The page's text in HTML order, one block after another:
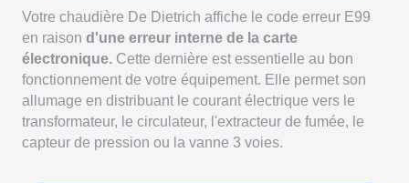
Votre chaudière De Dietrich affiche le code erreur E99
en raison d'une erreur interne de la carte
électronique. Cette dernière est essentielle au bon
fonctionnement de votre équipement. Elle permet son
allumage en distribuant le courant électrique vers le
transformateur, le circulateur, l'extracteur de fumée, le
capteur de pression ou la vanne 3 voies.